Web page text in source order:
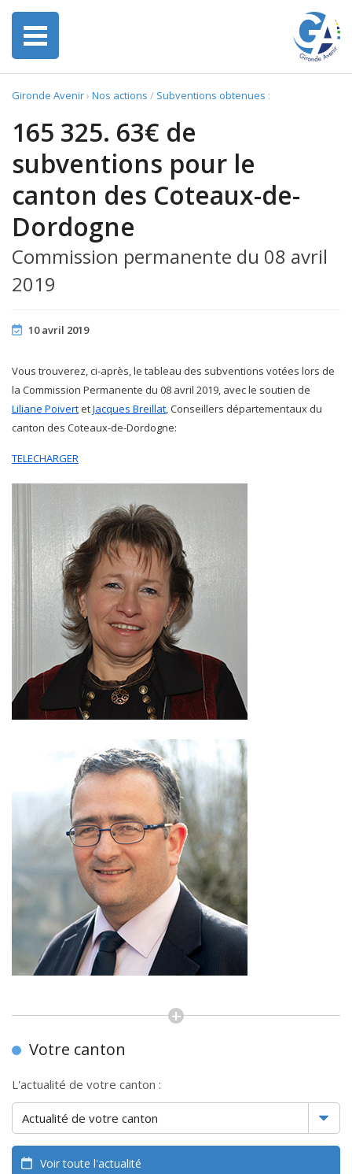
Gironde Avenir› Nos actions / Subventions obtenues :
165 325. 63€ de
subventions pour le
canton des Coteaux-de-
Dordogne
Commission permanente du 08 avril
2019
10 avril 2019
Vous trouverez, ci-après, le tableau des subventions votées lors de
la Commission Permanente du 08 avril 2019, avec le soutien de
Liliane PoivertetJacques Breillat, Conseillers départementaux du
canton des Coteaux-de-Dordogne:
TELECHARGER
Votre canton
L'actualité de votre canton :
Voir toute l'actualité